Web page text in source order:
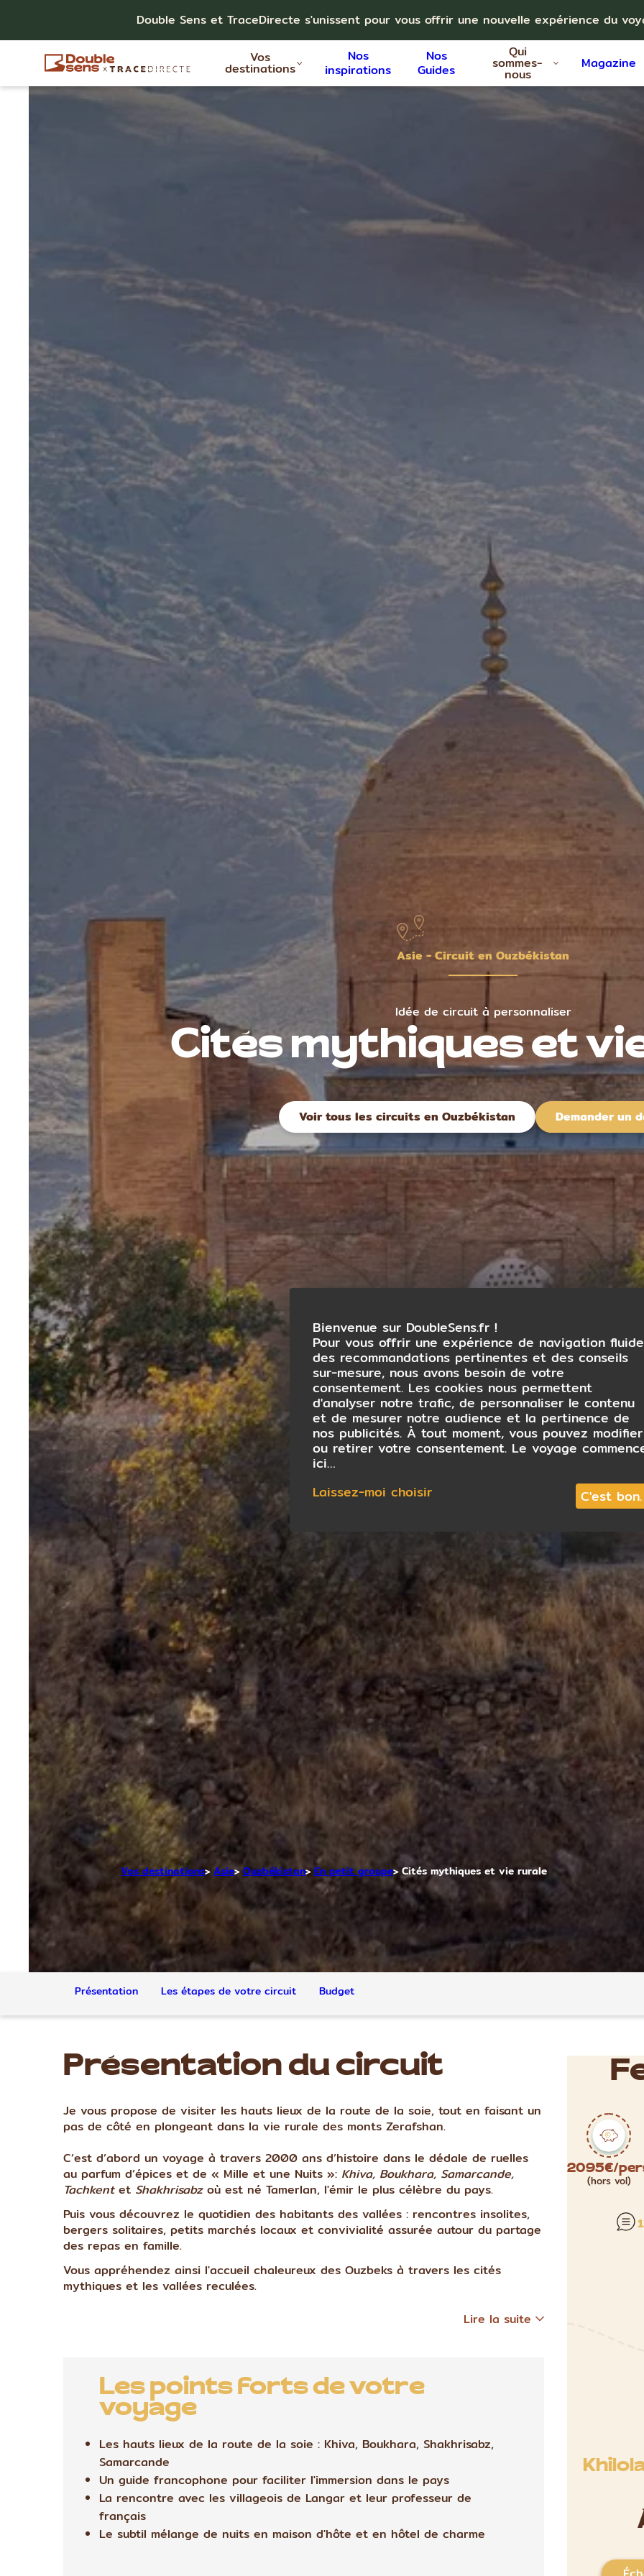
Double Sens et TraceDirecte s'unissent pour vous offrir une nouvelle expérience du
Vos
destinations
Nos
inspirations
Nos
Guides
Qui
sommes-
nous
Magazine
Vos destinations Asie Ouzbékistan En petit groupe Cités mythiques et vie rurale
Asie - Circuit en Ouzbékistan
Idée de circuit à personnaliser
Cités mythiques et
Voir tous les circuits en Ouzbékistan Demander un
Présentation Les étapes de votre circuit Budget
Présentation du circuit
Je vous propose de visiter les hauts lieux de la route de la soie, tout en faisant un
pas de côté en plongeant dans la vie rurale des monts Zerafshan.
C’est d’abord un voyage à travers 2000 ans d’histoire dans le dédale de ruelles
au parfum d’épices et de « Mille et une Nuits »: Khiva, Boukhara, Samarcande,
Tachkentet Shakhrisabzoù est né Tamerlan, l'émir le plus célèbre du pays.
Puis vous découvrez le quotidien des habitants des vallées : rencontres insolites,
bergers solitaires, petits marchés locaux et convivialité assurée autour du partage
des repas en famille.
Vous appréhendez ainsi l'accueil chaleureux des Ouzbeks à travers les cités
mythiques et les vallées reculées.
Lire la suite
Les points forts de votre
voyage
Les hauts lieux de la route de la soie : Khiva, Boukhara, Shakhrisabz,
Samarcande
Un guide francophone pour faciliter l'immersion dans le pays
La rencontre avec les villageois de Langar et leur professeur de
français
Le subtil mélange de nuits en maison d'hôte et en hôtel de charme
2095€/
(hors vol)
Bienvenue sur DoubleSens.fr !
Pour vous offrir une expérience de navigation
des recommandations pertinentes et des conseils
sur-mesure, nous avons besoin de votre
consentement. Les cookies nous permettent
d'analyser notre trafic, de personnaliser le contenu
et de mesurer notre audience et la pertinence de
nos publicités. À tout moment, vous pouvez modifier
ou retirer votre consentement. Le voyage
ici…
Laissez-moi choisir
C'est bon.